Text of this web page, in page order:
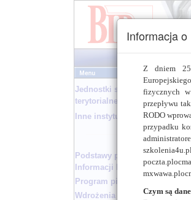
Jednostki samorządu
terytorialnego
Inne instytucje
Podstawy prawne Biuletynu
Informacji Publicznej
Program pilotażowy
Wdrożenia wzorcowe
Informacja
Z dniem 25
fizycznych
przepływu
RODO
przypadku
Czym są